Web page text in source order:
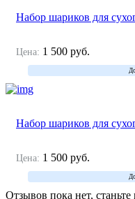
Набор шариков для
Цена: 1 500 руб.
Набор шариков для
Цена: 1 500 руб.
Отзывов пока нет,